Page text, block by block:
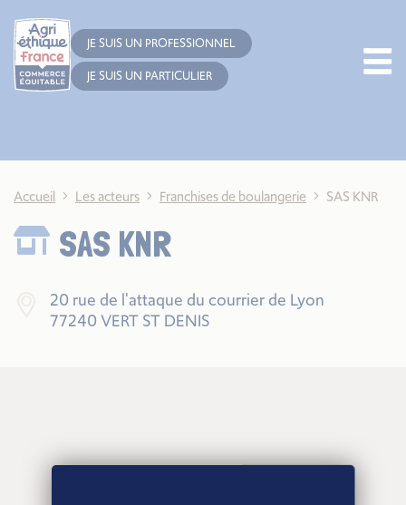
JE SUIS UN PROFESSIONNEL
JE SUIS UN PARTICULIER
Accueil Les acteurs Franchises de boulangerie SAS KNR
SAS KNR
20 rue de l'attaque du courrier de Lyon
77240 VERT ST DENIS